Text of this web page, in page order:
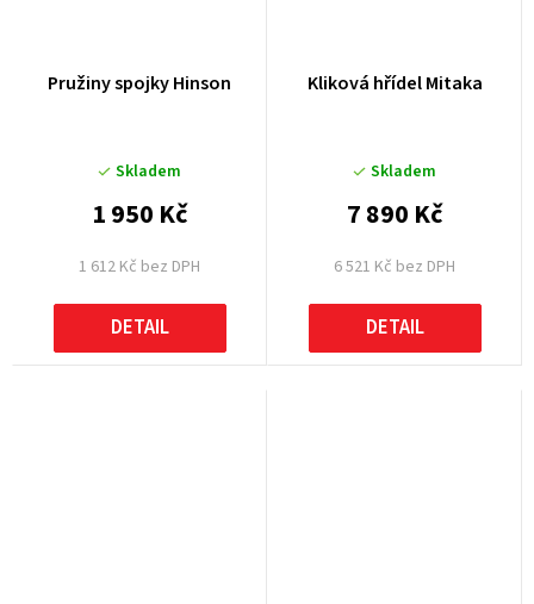
Pružiny spojky Hinson
Skladem
1 612 Kč bez DPH
1 950 Kč
DETAIL
Kliková hřídel Mitaka
Skladem
6 521 Kč bez DPH
7 890 Kč
DETAIL